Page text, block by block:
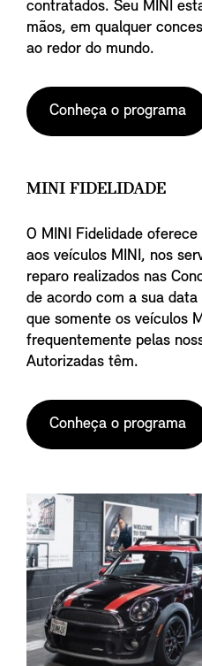
contratados. Seu MINI
mãos, em qualquer
ao redor do mundo.
Conheça o programa
MINI FIDELIDADE
O MINI Fidelidade
aos veículos MINI, nos
reparo realizados nas
de acordo com a sua
que somente os veículos
frequentemente pelas
Autorizadas têm.
Conheça o programa